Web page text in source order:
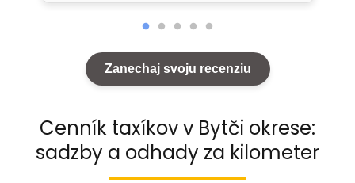
Zanechaj svoju recenziu
Cenník taxíkov v Bytči okrese:
sadzby a odhady za kilometer